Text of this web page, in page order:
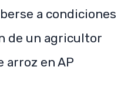
a condiciones
de un agricultor
arroz en AP